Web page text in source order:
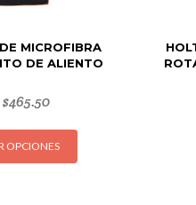
MICROFIBRA
DE ALIENTO
$465.50
OPCIONES
Este